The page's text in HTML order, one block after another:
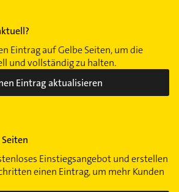
Eintrag auf Gelbe Seiten, um die
und vollständig zu halten.
Eintrag aktualisieren
Einstiegsangebot und erstellen
einen Eintrag, um mehr Kunden